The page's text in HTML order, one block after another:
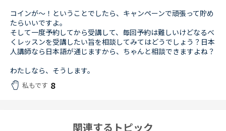
コインが～！ということでしたら、キャンペーンで頑張って貯め
たらいいですよ。
そして一度予約してから受講して、毎回予約は難しいけどなるべ
くレッスンを受講したい旨を相談してみてはどうでしょう？日本
人講師なら日本語が通じますから、ちゃんと相談できますよね？
わたしなら、そうします。
私もです 8
関連するトピック